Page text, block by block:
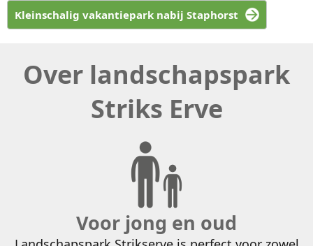
Kleinschalig vakantiepark nabij Staphorst
Over landschapspark
Striks Erve
Voor jong en oud